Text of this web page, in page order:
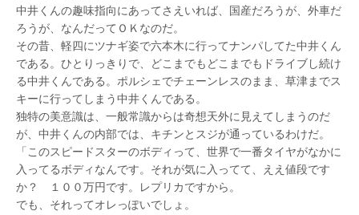
中井くんの趣味指向にあってさえいれば、国産だろうが、外車だ
ろうが、なんだってＯＫなのだ。
その昔、軽四にツナギ姿で六本木に行ってナンパしてた中井くん
である。ひとりっきりで、どこまでもどこまでもドライブし続け
る中井くんである。ポルシェでチェーンレスのまま、草津までス
キーに行ってしまう中井くんである。
独特の美意識は、一般常識からは奇想天外に見えてしまうのだ
が、中井くんの内部では、キチンとスジが通っているわけだ。
「このスピードスターのボディって、世界で一番タイヤがなかに
入ってるボディなんです。それが気に入ってて、ええ値段です
か？ １００万円です。レプリカですから。
でも、それってオレっぽいでしょ。